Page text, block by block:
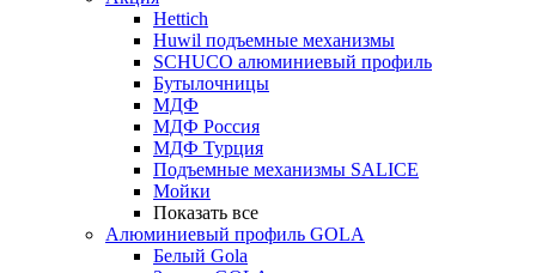
Hettich
Huwil подъемные механизмы
SCHUCO алюминиевый профиль
Бутылочницы
МДФ
МДФ Россия
МДФ Турция
Подъемные механизмы SALICE
Мойки
Показать все
Алюминиевый профиль GOLA
Белый Gola